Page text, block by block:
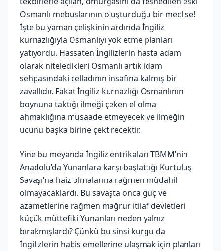
Osmanlı mebuslarının oluşturduğu bir meclise!
İşte bu yaman çelişkinin ardında İngiliz
kurnazlığıyla Osmanlıyı yok etme planları
yatıyordu. Hassaten İngilizlerin hasta adam
olarak niteledikleri Osmanlı artık idam
sehpasındaki celladının insafına kalmış bir
zavallıdır. Fakat İngiliz kurnazlığı Osmanlının
boynuna taktığı ilmeği çeken el olma
ahmaklığına müsaade etmeyecek ve ilmeğin
ucunu başka birine çektirecektir.
Yine bu meyanda İngiliz entrikaları TBMM’nin
Anadolu’da Yunanlara karşı başlattığı Kurtuluş
Savaşı’na haiz olmalarına rağmen müdahil
olmayacaklardı. Bu savaşta onca güç ve
azametlerine rağmen mağrur itilaf devletleri
küçük müttefiki Yunanları neden yalnız
bırakmışlardı? Çünkü bu sinsi kurgu da
İngilizlerin habis emellerine ulaşmak için planları